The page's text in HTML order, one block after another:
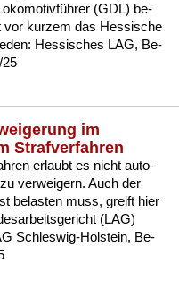
(GDL) be­
kur­zem das Hes­si­sche
Hes­si­sches LAG, Be­
im
Strafverfahren
er­laubt es nicht au­to­
ver­wei­gern. Auch der
be­las­ten muss, greift hier
(LAG)
Schles­wig-Hol­stein, Be­